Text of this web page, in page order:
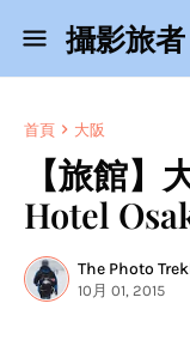
攝影旅者
首頁 大阪
【旅館】
Hotel
The Photo
10月 01, 2015